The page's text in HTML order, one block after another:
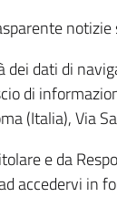
dati di
di
(Italia),
e da
accedervi in